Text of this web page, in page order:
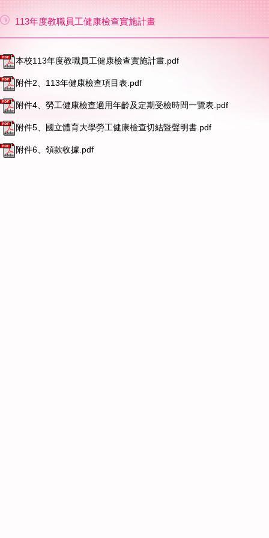
113年度教職員工健康檢查實施計畫
本校113年度教職員工健康檢查實施計畫.pdf
附件2、113年健康檢查項目表.pdf
附件4、勞工健康檢查適用年齡及定期受檢時間一覽表.pdf
附件5、國立體育大學勞工健康檢查切結暨聲明書.pdf
附件6、領款收據.pdf